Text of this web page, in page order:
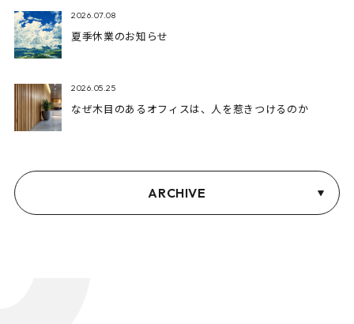
2026.07.08
夏季休業のお知らせ
2026.05.25
なぜ木目のあるオフィスは、人を惹きつけるのか
ARCHIVE